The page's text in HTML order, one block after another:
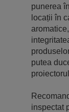
punerea
locații în
putea
inspectat